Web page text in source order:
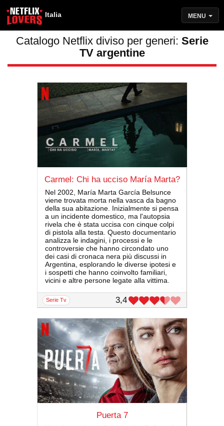
Italia MENU
Catalogo Netflix diviso per generi: Serie
TV argentine
Carmel: Chi ha ucciso María Marta?
Nel 2002, María Marta García Belsunce
viene trovata morta nella vasca da bagno
della sua abitazione. Inizialmente si pensa
a un incidente domestico, ma l'autopsia
rivela che è stata uccisa con cinque colpi
di pistola alla testa. Questo documentario
analizza le indagini, i processi e le
controversie che hanno circondato uno
dei casi di cronaca nera più discussi in
Argentina, esplorando le diverse ipotesi e
i sospetti che hanno coinvolto familiari,
vicini e altre persone legate alla vittima.
serie Tv 3,4
Puerta 7